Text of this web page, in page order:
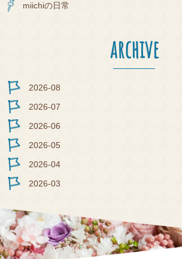
miichiの日常
archive
2026-08
2026-07
2026-06
2026-05
2026-04
2026-03